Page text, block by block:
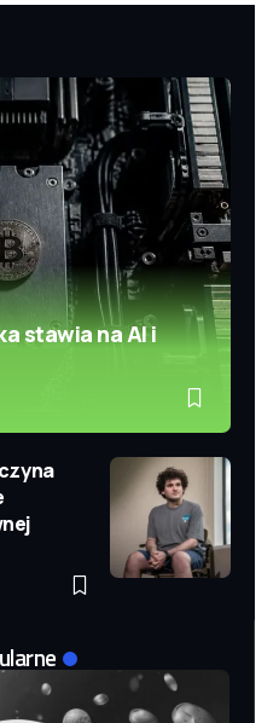
stawia na AI i